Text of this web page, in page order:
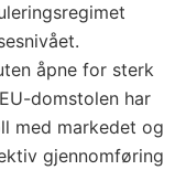
åpne for sterk
domstolen har
med markedet og
gjennomføring